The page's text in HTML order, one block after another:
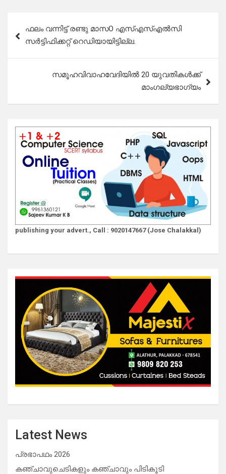
navigation
ഫലം വന്നിട്ട് രണ്ടു മാസO എസ്എസ്എൽസി
സർട്ടിഫിക്കറ്റ് റെഡിയായിട്ടില്ല.
സമൂഹവിവാഹവേദിയിൽ 20 യുവതികൾക്ക്
മാംഗല്യഭാഗ്യം
publishing your advert., Call : 9020147667 (Jose Chalakkal)
Latest News
പ്രഭാപഥം 2026
കഞ്ചാവുചെടികളും കഞ്ചാവും പിടികൂടി